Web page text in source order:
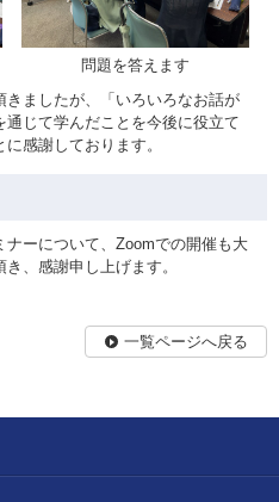
問題を答えます
ましたが、「いろいろなお話が
じて学んだことを今後に役立て
感謝しております。
ーについて、Zoomでの開催も大
、感謝申し上げます。
一覧ページへ戻る